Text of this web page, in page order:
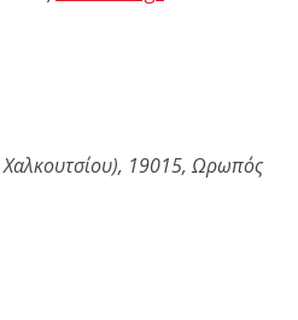
Χαλκουτσίου), 19015, Ωρωπός